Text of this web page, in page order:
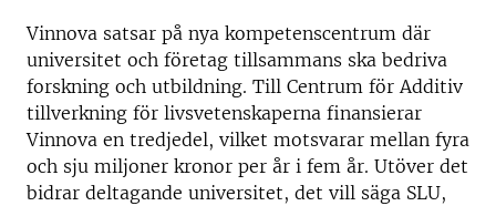
Vinnova satsar på nya kompetenscentrum där
universitet och företag tillsammans ska bedriva
forskning och utbildning. Till Centrum för Additiv
tillverkning för livsvetenskaperna finansierar
Vinnova en tredjedel, vilket motsvarar mellan fyra
och sju miljoner kronor per år i fem år. Utöver det
bidrar deltagande universitet, det vill säga SLU,